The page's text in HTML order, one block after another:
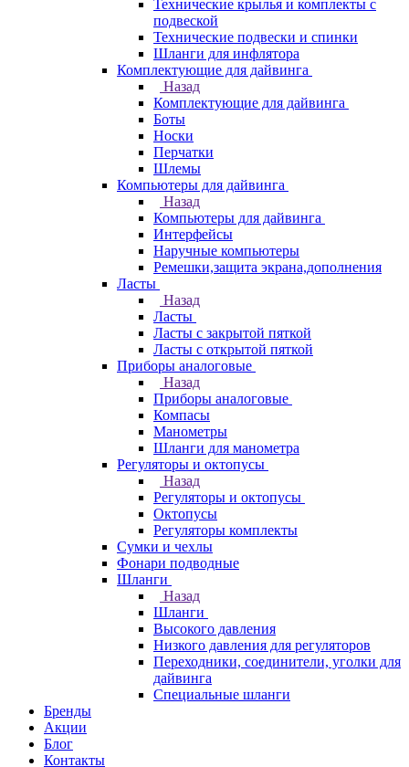
Технические крылья и комплекты с
подвеской
Технические подвески и спинки
Шланги для инфлятора
Комплектующие для дайвинга
Назад
Комплектующие для дайвинга
Боты
Носки
Перчатки
Шлемы
Компьютеры для дайвинга
Назад
Компьютеры для дайвинга
Интерфейсы
Наручные компьютеры
Ремешки,защита экрана,дополнения
Ласты
Назад
Ласты
Ласты с закрытой пяткой
Ласты с открытой пяткой
Приборы аналоговые
Назад
Приборы аналоговые
Компасы
Манометры
Шланги для манометра
Регуляторы и октопусы
Назад
Регуляторы и октопусы
Октопусы
Регуляторы комплекты
Сумки и чехлы
Фонари подводные
Шланги
Назад
Шланги
Высокого давления
Низкого давления для регуляторов
Переходники, соединители, уголки для
дайвинга
Специальные шланги
Бренды
Акции
Блог
Контакты